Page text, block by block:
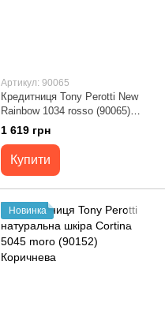
Артикул: 90065
Кредитниця Tony Perotti New
Rainbow 1034 rosso (90065)
Червона
1 619 грн
Купити
Новинка